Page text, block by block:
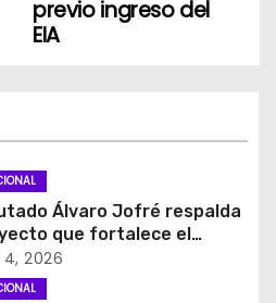
previo ingreso del
EIA
Álvaro Jofré respalda
que fortalece el
de identidad durante
de excepción
2026